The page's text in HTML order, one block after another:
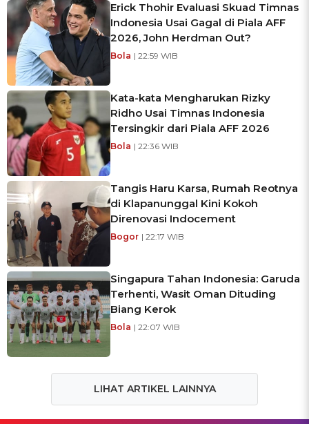
Erick Thohir Evaluasi Skuad Timnas
Indonesia Usai Gagal di Piala AFF
2026, John Herdman Out?
Bola | 22:59 WIB
Kata-kata Mengharukan Rizky
Ridho Usai Timnas Indonesia
Tersingkir dari Piala AFF 2026
Bola | 22:36 WIB
Tangis Haru Karsa, Rumah Reotnya
di Klapanunggal Kini Kokoh
Direnovasi Indocement
Bogor | 22:17 WIB
Singapura Tahan Indonesia: Garuda
Terhenti, Wasit Oman Dituding
Biang Kerok
Bola | 22:07 WIB
LIHAT ARTIKEL LAINNYA